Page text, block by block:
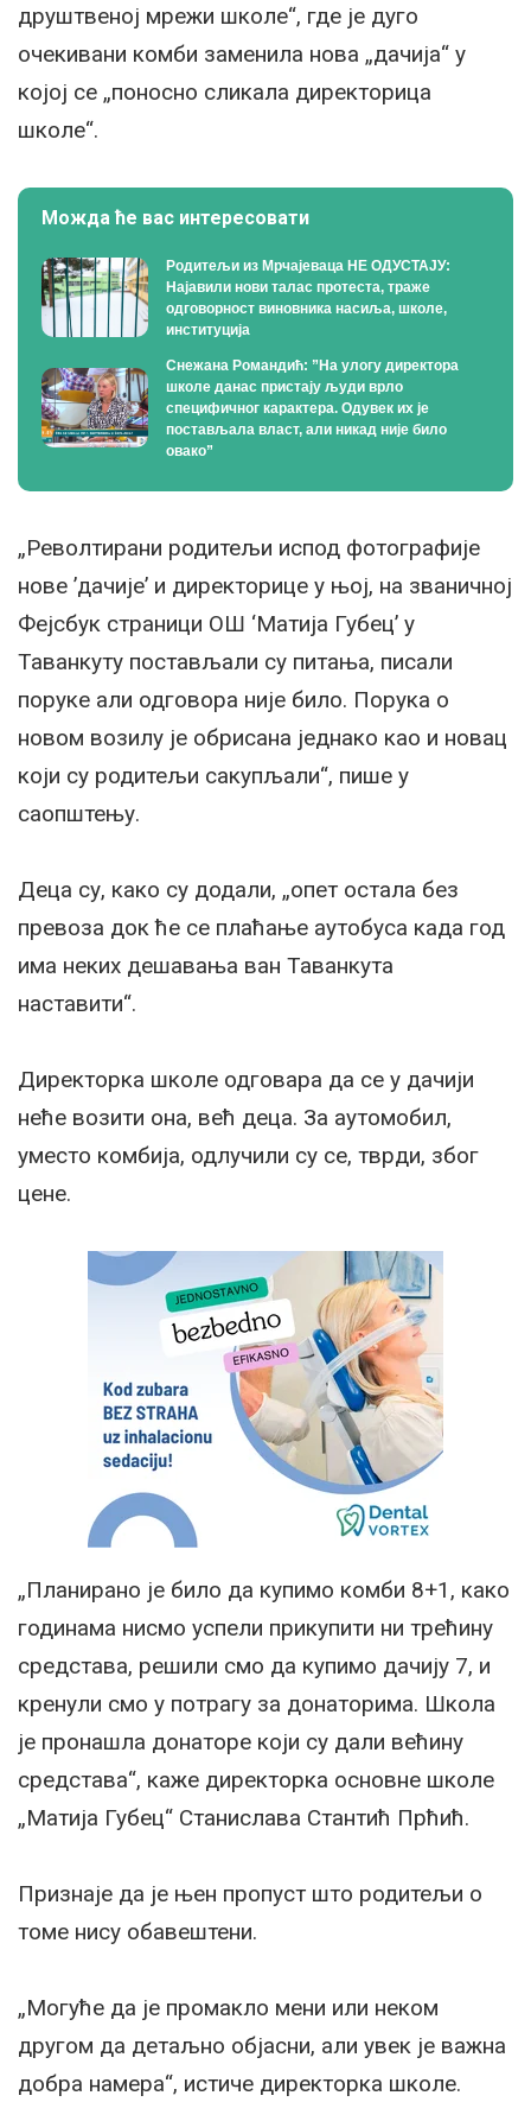
друштвеној мрежи школе“, где је дуго
очекивани комби заменила нова „дачија“ у
којој се „поносно сликала директорица
школе“.
Можда ће вас интересовати
Родитељи из Мрчајеваца НЕ ОДУСТАЈУ:
Најавили нови талас протеста, траже
одговорност виновника насиља, школе,
институција
Снежана Романдић: ”На улогу директора
школе данас пристају људи врло
специфичног карактера. Одувек их је
постављала власт, али никад није било
овако”
„Револтирани родитељи испод фотографије
нове ’дачије’ и директорице у њој, на званичној
Фејсбук страници ОШ ‘Матија Губец’ у
Таванкуту постављали су питања, писали
поруке али одговора није било. Порука о
новом возилу је обрисана једнако као и новац
који су родитељи сакупљали“, пише у
саопштењу.
Деца су, како су додали, „опет остала без
превоза док ће се плаћање аутобуса када год
има неких дешавања ван Таванкута
наставити“.
Директорка школе одговара да се у дачији
неће возити она, већ деца. За аутомобил,
уместо комбија, одлучили су се, тврди, због
цене.
„Планирано је било да купимо комби 8+1, како
годинама нисмо успели прикупити ни трећину
средстава, решили смо да купимо дачију 7, и
кренули смо у потрагу за донаторима. Школа
је пронашла донаторе који су дали већину
средстава“, каже директорка основне школе
„Матија Губец“ Станислава Стантић Прћић.
Признаје да је њен пропуст што родитељи о
томе нису обавештени.
„Могуће да је промакло мени или неком
другом да детаљно објасни, али увек је важна
добра намера“, истиче директорка школе.